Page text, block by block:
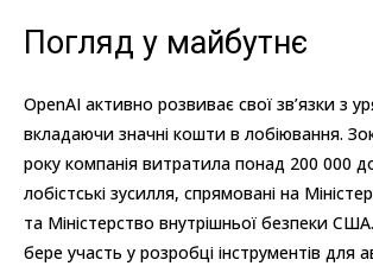
Погляд у майбутнє
OpenAI активно розвиває свої зв’язки з
вкладаючи значні кошти в лобіювання.
року компанія витратила понад 200 000
лобістські зусилля, спрямовані на
та Міністерство внутрішньої безпеки
бере участь у розробці інструментів для